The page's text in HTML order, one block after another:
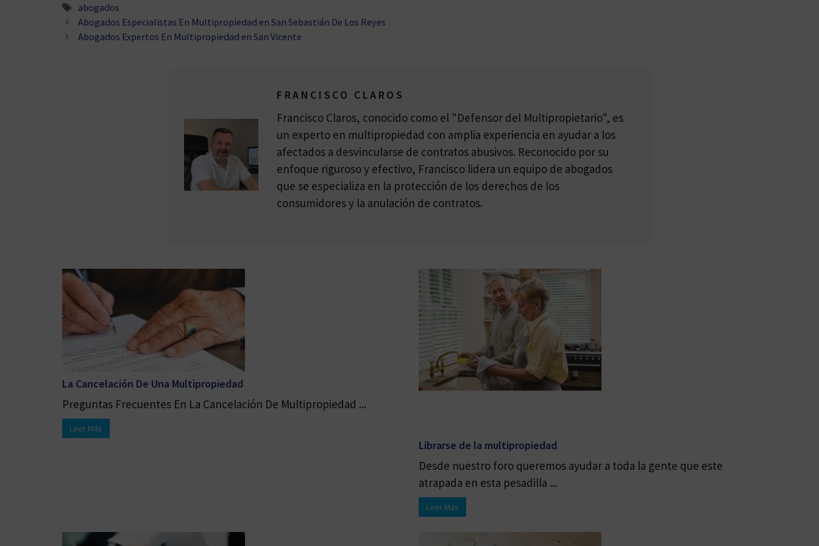
Etiquetas
abogados
Abogados Especialistas En Multipropiedad en San Sebastián De Los Reyes
Abogados Expertos En Multipropiedad en San Vicente
FRANCISCO CLAROS
Francisco Claros, conocido como el "Defensor del Multipropietario", es
un experto en multipropiedad con amplia experiencia en ayudar a los
afectados a desvincularse de contratos abusivos. Reconocido por su
enfoque riguroso y efectivo, Francisco lidera un equipo de abogados
que se especializa en la protección de los derechos de los
consumidores y la anulación de contratos.
La Cancelación De Una Multipropiedad
Preguntas Frecuentes En La Cancelación De Multipropiedad ...
Leer Más
Librarse de la multipropiedad
Desde nuestro foro queremos ayudar a toda la gente que este
atrapada en esta pesadilla ...
Leer Más